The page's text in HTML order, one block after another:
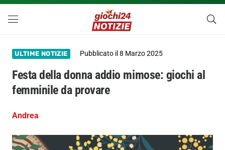
ULTIME NOTIZIE Pubblicato il8 Marzo 2025
Festa della donna addio mimose: giochi al
femminile da provare
Andrea